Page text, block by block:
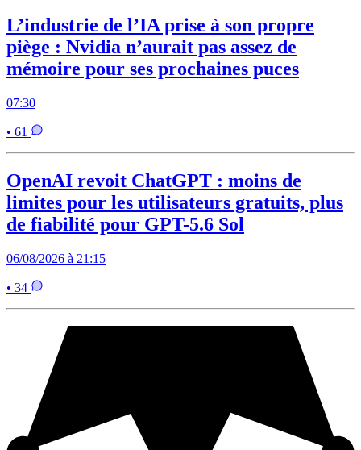
L’industrie de l’IA prise à son propre
piège : Nvidia n’aurait pas assez de
mémoire pour ses prochaines puces
07:30
• 61
OpenAI revoit ChatGPT : moins de
limites pour les utilisateurs gratuits, plus
de fiabilité pour GPT-5.6 Sol
06/08/2026 à 21:15
• 34